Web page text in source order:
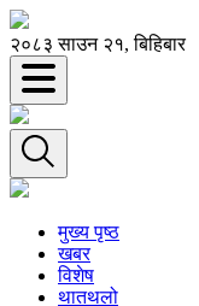
२०८३ साउन २१, बिहिबार
मुख्य पृष्ठ
खबर
विशेष
थातथलो